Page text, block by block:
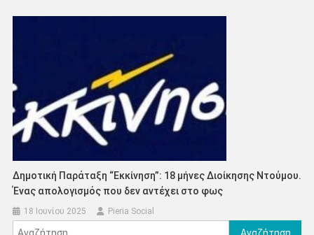
Δημοτική Παράταξη “Εκκίνηση”: 18 μήνες Διοίκησης Ντούμου.
Ένας απολογισμός που δεν αντέχει στο φως
18 Ιουνίου 2025 Pieria Social
Αναζήτηση